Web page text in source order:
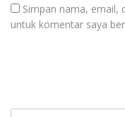
Simpan nama, email,
untuk komentar saya